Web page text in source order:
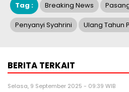
Tag : Breaking News
Penyanyi Syahrini Ulang Tahun
BERITA TERKAIT
Selasa, 9 September 2025 - 09:39 WIB